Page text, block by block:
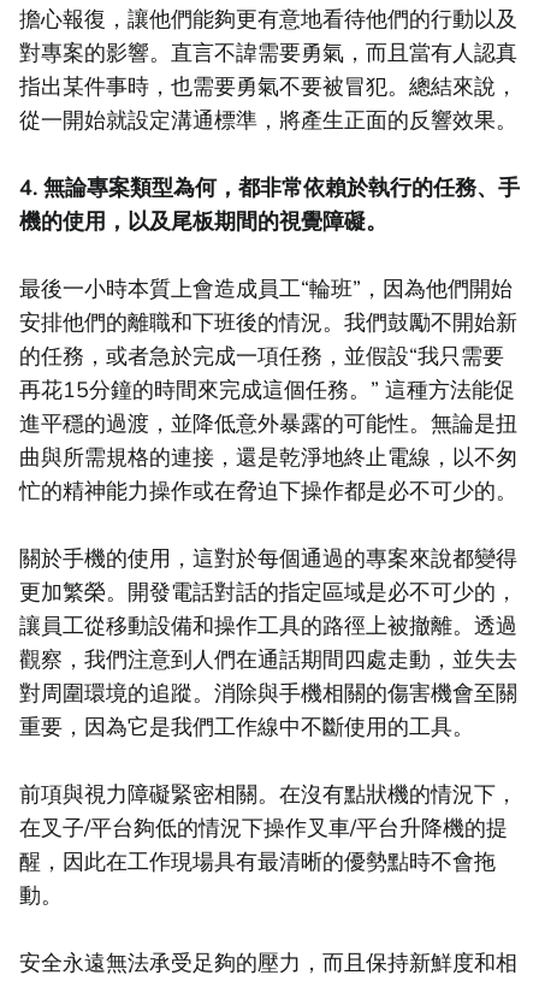
擔心報復，讓他們能夠更有意地看待他們的行動以及
對專案的影響。直言不諱需要勇氣，而且當有人認真
指出某件事時，也需要勇氣不要被冒犯。總結來說，
從一開始就設定溝通標準，將產生正面的反響效果。
4. 無論專案類型為何，都非常依賴於執行的任務、手
機的使用，以及尾板期間的視覺障礙。
最後一小時本質上會造成員工“輪班”，因為他們開始
安排他們的離職和下班後的情況。我們鼓勵不開始新
的任務，或者急於完成一項任務，並假設“我只需要
再花15分鐘的時間來完成這個任務。” 這種方法能促
進平穩的過渡，並降低意外暴露的可能性。無論是扭
曲與所需規格的連接，還是乾淨地終止電線，以不匆
忙的精神能力操作或在脅迫下操作都是必不可少的。
關於手機的使用，這對於每個通過的專案來說都變得
更加繁榮。開發電話對話的指定區域是必不可少的，
讓員工從移動設備和操作工具的路徑上被撤離。透過
觀察，我們注意到人們在通話期間四處走動，並失去
對周圍環境的追蹤。消除與手機相關的傷害機會至關
重要，因為它是我們工作線中不斷使用的工具。
前項與視力障礙緊密相關。在沒有點狀機的情況下，
在叉子/平台夠低的情況下操作叉車/平台升降機的提
醒，因此在工作現場具有最清晰的優勢點時不會拖
動。
安全永遠無法承受足夠的壓力，而且保持新鮮度和相